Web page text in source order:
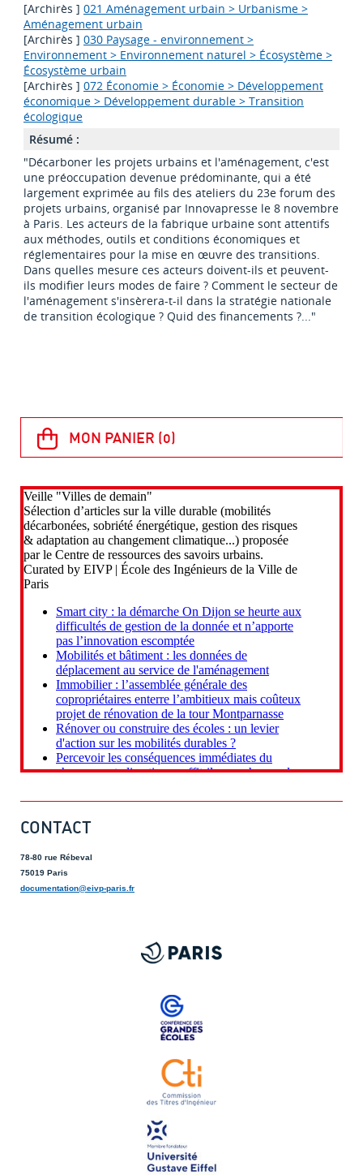
[Archirès ] 021 Aménagement urbain > Urbanisme >
Aménagement urbain
[Archirès ] 030 Paysage - environnement >
Environnement > Environnement naturel > Écosystème >
Écosystème urbain
[Archirès ] 072 Économie > Économie > Développement
économique > Développement durable > Transition
écologique
Résumé :
"Décarboner les projets urbains et l'aménagement, c'est
une préoccupation devenue prédominante, qui a été
largement exprimée au fils des ateliers du 23e forum des
projets urbains, organisé par Innovapresse le 8 novembre
à Paris. Les acteurs de la fabrique urbaine sont attentifs
aux méthodes, outils et conditions économiques et
réglementaires pour la mise en œuvre des transitions.
Dans quelles mesure ces acteurs doivent-ils et peuvent-
ils modifier leurs modes de faire ? Comment le secteur de
l'aménagement s'insèrera-t-il dans la stratégie nationale
de transition écologique ? Quid des financements ?..."
CONTACT
78-80 rue Rébeval
75019 Paris
documentation@eivp-paris.fr